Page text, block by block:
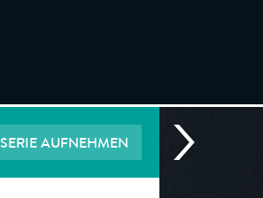
SERIE AUFNEHMEN